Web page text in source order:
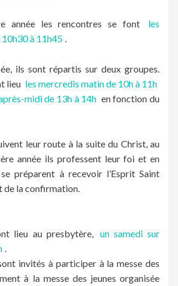
année les rencontres se font
les
à 11h45 .
ils sont répartis sur deux groupes.
lieu les mercredis matin de 10h à 11h
midi de 13h à 14h en fonction du
leur route à la suite du Christ, au
année ils professent leur foi et en
préparent à recevoir l’Esprit Saint
de la confirmation.
lieu au presbytère, un samedi sur
.
invités à participer à la messe des
à la messe des jeunes organisée